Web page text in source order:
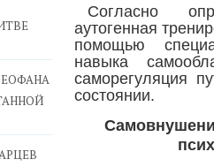
Согласно
аутогенная
помощью
навыка
саморегуляция
состоянии.